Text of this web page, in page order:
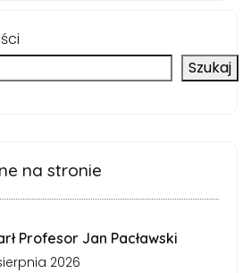
Szukaj
na stronie
Profesor Jan Pacławski
2026